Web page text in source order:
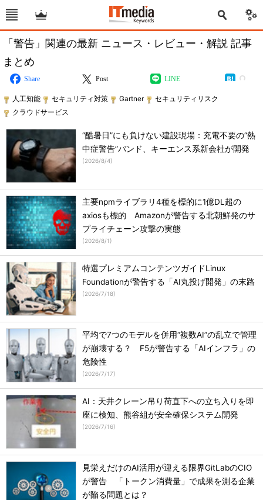
「警告」関連の最新 ニュース・レビュー・解説 記事
まとめ
Share Post LINE
人工知能 セキュリティ対策 Gartner
セキュリティリスク
クラウドサービス
“酷暑日”にも負けない建設現場：充電不要の“熱
中症警告”バンド、キーエンス系新会社が開発
(2026/8/4)
主要npmライブラリ4種を標的に1億DL超の
axiosも標的 Amazonが警告する北朝鮮発のサ
プライチェーン攻撃の実態
(2026/8/1)
特選プレミアムコンテンツガイドLinux
Foundationが警告する「AI丸投げ開発」の末路
(2026/7/18)
平均で7つのモデルを併用“複数AI”の乱立で管理
が崩壊する？ F5が警告する「AIインフラ」の
危険性
(2026/7/17)
AI：天井クレーン吊り荷直下への立ち入りを即
座に検知、熊谷組が安全確保システム開発
(2026/7/16)
見栄えだけのAI活用が迎える限界GitLabのCIO
が警告 「トークン消費量」で成果を測る企業
が陥る問題とは？